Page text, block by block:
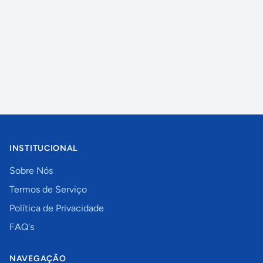
INSTITUCIONAL
Sobre Nós
Termos de Serviço
Política de Privacidade
FAQ's
NAVEGAÇÃO